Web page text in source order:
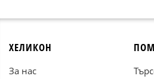
ХЕЛИКОН
За нас